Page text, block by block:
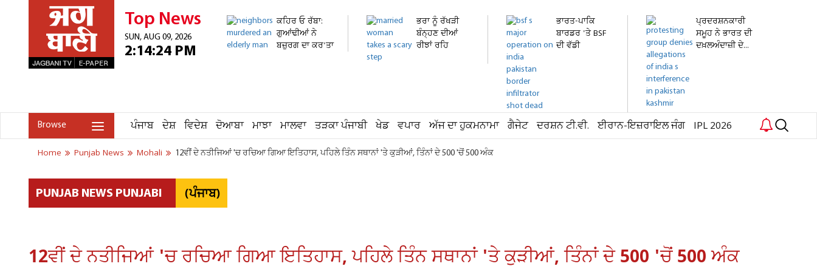
Top News
SUN, AUG 09, 2026
2:14:24 PM
ਕਹਿਰ ਓ ਰੱਬਾ:
ਗੁਆਂਢੀਆਂ ਨੇ
ਬਜ਼ੁਰਗ ਦਾ ਕਰ'ਤਾ
ਭਰਾ ਨੂੰ ਰੱਖੜੀ
ਬੰਨ੍ਹਣ ਦੀਆਂ
ਰੀਝਾਂ ਰਹਿ
ਭਾਰਤ-ਪਾਕਿ
ਬਾਰਡਰ 'ਤੇ BSF
ਦੀ ਵੱਡੀ
ਪ੍ਰਦਰਸ਼ਨਕਾਰੀ
ਸਮੂਹ ਨੇ ਭਾਰਤ ਦੀ
ਦਖ਼ਲਅੰਦਾਜ਼ੀ ਦੇ...
Browse ਪੰਜਾਬ ਦੇਸ਼ ਵਿਦੇਸ਼ ਦੋਆਬਾ ਮਾਝਾ ਮਾਲਵਾ ਤੜਕਾ ਪੰਜਾਬੀ ਖੇਡ ਵਪਾਰ ਅੱਜ ਦਾ ਹੁਕਮਨਾਮਾ ਗੈਜੇਟ ਦਰਸ਼ਨ ਟੀ.ਵੀ. ਈਰਾਨ-ਇਜ਼ਰਾਇਲ ਜੰਗ IPL 2026
Home Punjab News Mohali 12ਵੀਂ ਦੇ ਨਤੀਜਿਆਂ 'ਚ ਰਚਿਆ ਗਿਆ ਇਤਿਹਾਸ, ਪਹਿਲੇ ਤਿੰਨ ਸਥਾਨਾਂ 'ਤੇ ਕੁੜੀਆਂ, ਤਿੰਨਾਂ ਦੇ 500 'ਚੋਂ 500 ਅੰਕ
PUNJAB NEWS PUNJABI (ਪੰਜਾਬ)
12ਵੀਂ ਦੇ ਨਤੀਜਿਆਂ 'ਚ ਰਚਿਆ ਗਿਆ ਇਤਿਹਾਸ, ਪਹਿਲੇ ਤਿੰਨ ਸਥਾਨਾਂ 'ਤੇ ਕੁੜੀਆਂ, ਤਿੰਨਾਂ ਦੇ 500 'ਚੋਂ 500 ਅੰਕ